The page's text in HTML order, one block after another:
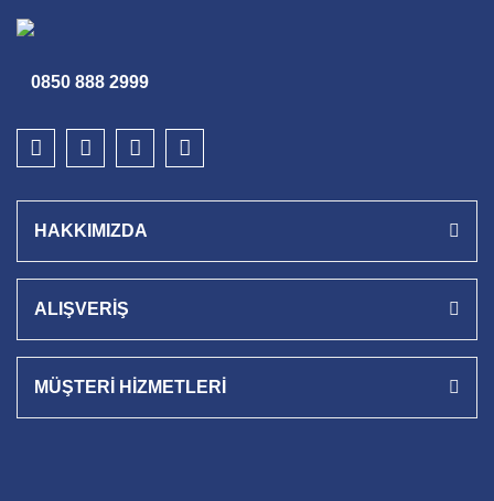
0850 888 2999
HAKKIMIZDA
ALIŞVERİŞ
MÜŞTERİ HİZMETLERİ